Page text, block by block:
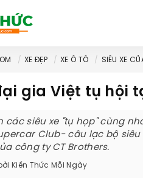
XE ĐẸP XE Ô TÔ SIÊU XE
gia Việt tụ hội
các siêu xe "tụ họp" cùng
Club- câu lạc bộ
công ty CT Brothers.
Kiến Thức Mỗi Ngày